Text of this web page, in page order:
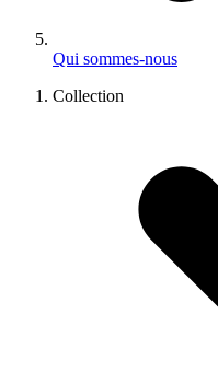
Qui sommes-nous
Collection